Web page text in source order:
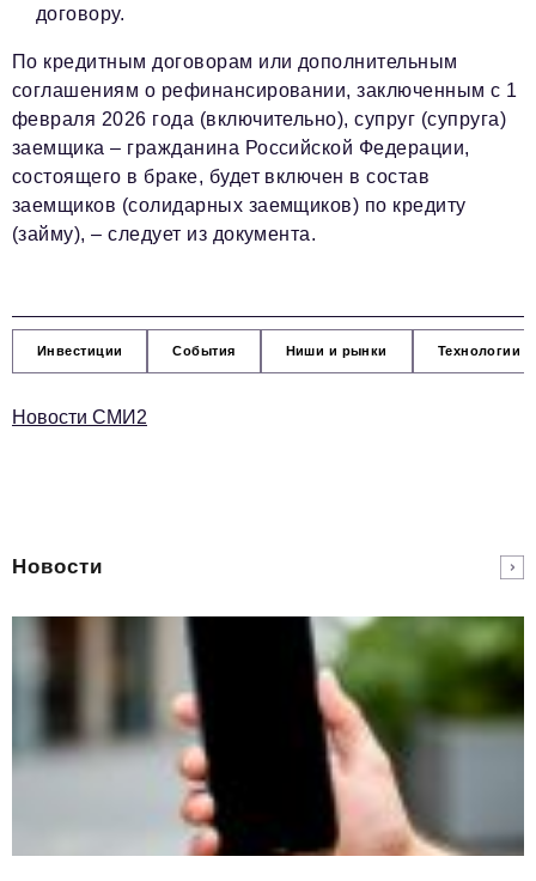
договору.
По кредитным договорам или дополнительным
соглашениям о рефинансировании, заключенным с 1
февраля 2026 года (включительно), супруг (супруга)
заемщика – гражданина Российской Федерации,
состоящего в браке, будет включен в состав
заемщиков (солидарных заемщиков) по кредиту
(займу), – следует из документа.
Инвестиции События Ниши и рынки Технологии
Новости СМИ2
Новости